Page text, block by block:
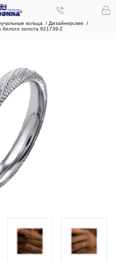
кольца
Дизайнерские
белого золота 921739-2